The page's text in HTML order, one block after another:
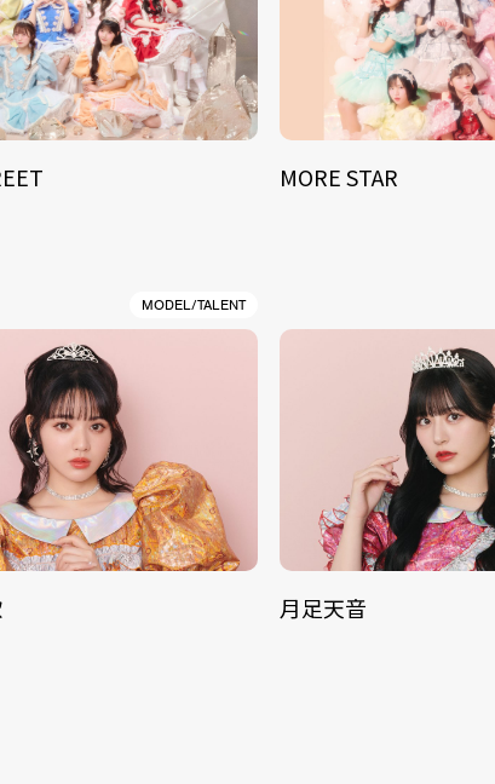
MORE STAR
MODEL/TALENT
月足天音